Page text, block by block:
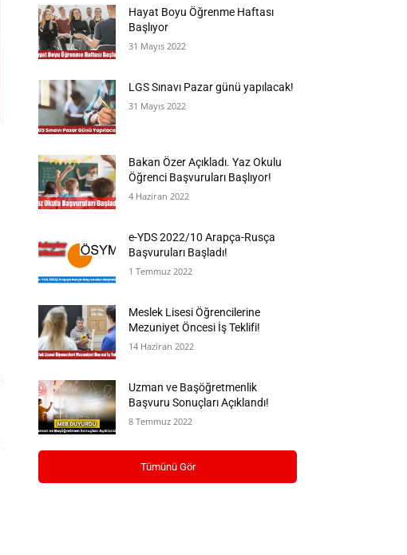
Hayat Boyu Öğrenme Haftası
Başlıyor
31 Mayıs 2022
LGS Sınavı Pazar günü yapılacak!
31 Mayıs 2022
Bakan Özer Açıkladı. Yaz Okulu
Öğrenci Başvuruları Başlıyor!
4 Haziran 2022
e-YDS 2022/10 Arapça-Rusça
Başvuruları Başladı!
1 Temmuz 2022
Meslek Lisesi Öğrencilerine
Mezuniyet Öncesi İş Teklifi!
14 Haziran 2022
Uzman ve Başöğretmenlik
Başvuru Sonuçları Açıklandı!
8 Temmuz 2022
Tümünü Gör